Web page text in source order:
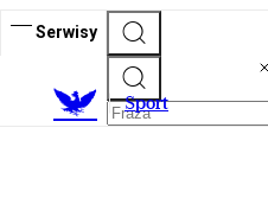
Serwisy
Sport